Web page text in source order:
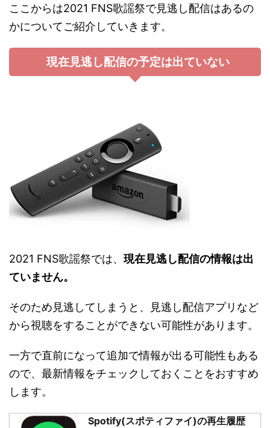
ここからは2021 FNS歌謡祭で見逃し配信はあるの
かについてご紹介していきます。
現在見逃し配信の予定は出ていない
2021 FNS歌謡祭では、 現在見逃し配信の情報は出
ていません。
そのため見逃してしまうと、見逃し配信アプリなど
から視聴をすることができない可能性があります。
一方で直前になって追加で情報が出る可能性もある
ので、最新情報をチェックしておくことをおすすめ
します。
Spotify(スポティファイ)の再生履歴